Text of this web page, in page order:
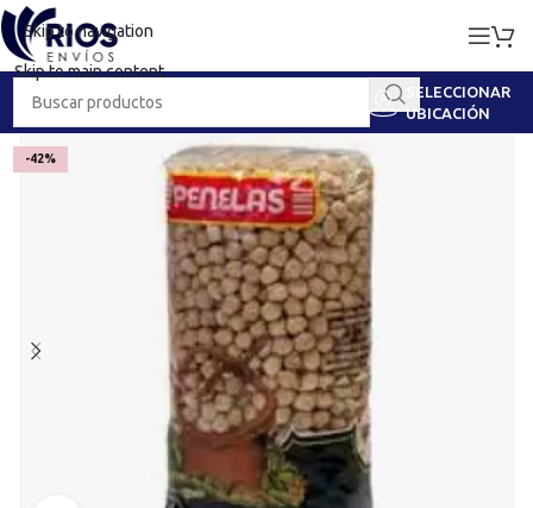
Skip to navigation
Skip to main content
SELECCIONAR
UBICACIÓN
-42%